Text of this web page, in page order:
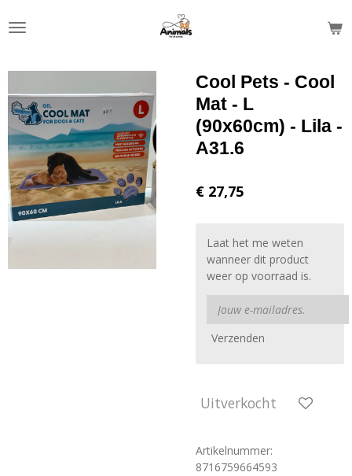
direct
Cool Pets - Cool
Mat - L
(90x60cm) - Lila -
A31.6
€ 27,75
Laat het me weten
wanneer dit product
weer op voorraad is.
Verzenden
Uitverkocht
Artikelnummer:
8716759664593